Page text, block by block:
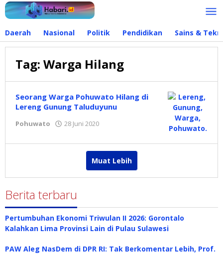
Lewati
ke
Daerah Nasional Politik Pendidikan Sains &
Tag: Warga Hilang
Seorang Warga Pohuwato Hilang di
Lereng Gunung Taluduyunu
Pohuwato 28 Juni 2020
Muat Lebih
Berita terbaru
Pertumbuhan Ekonomi Triwulan II 2026: Gorontalo
Kalahkan Lima Provinsi Lain di Pulau Sulawesi
PAW Aleg NasDem di DPR RI: Tak Berkomentar Lebih, Prof.